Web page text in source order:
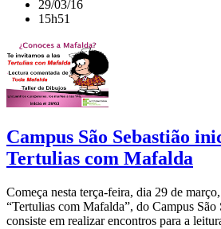
29/03/16
15h51
Campus São Sebastião
Tertulias com Mafalda
Começa nesta terça-feira, dia 29 de
“Tertulias com Mafalda”, do Campus São
consiste em realizar encontros para a